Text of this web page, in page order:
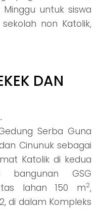
untuk siswa
non Katolik,
DAN
Serba Guna
Cinunuk sebagai
Katolik di kedua
bangunan GSG
lahan 150 m2,
di dalam Kompleks